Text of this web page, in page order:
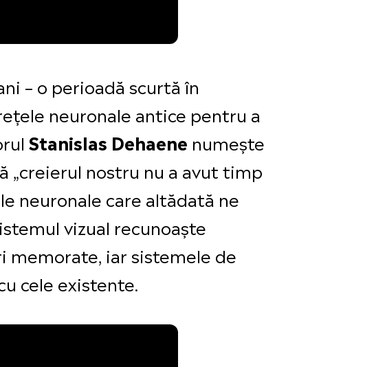
– o perioadă scurtă în
neuronale antice pentru a
Stanislas Dehaene numește
„creierul nostru nu a avut timp
neuronale care altădată ne
vizual recunoaște
memorate, iar sistemele de
cele existente.